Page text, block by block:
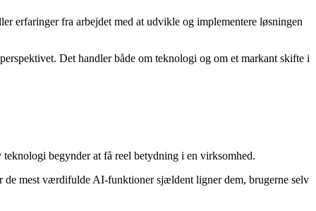
erfaringer fra arbejdet med at udvikle og implementere løsningen
Det handler både om teknologi og om et markant skifte i
begynder at få reel betydning i en virksomhed.
de mest værdifulde AI-funktioner sjældent ligner dem, brugerne selv